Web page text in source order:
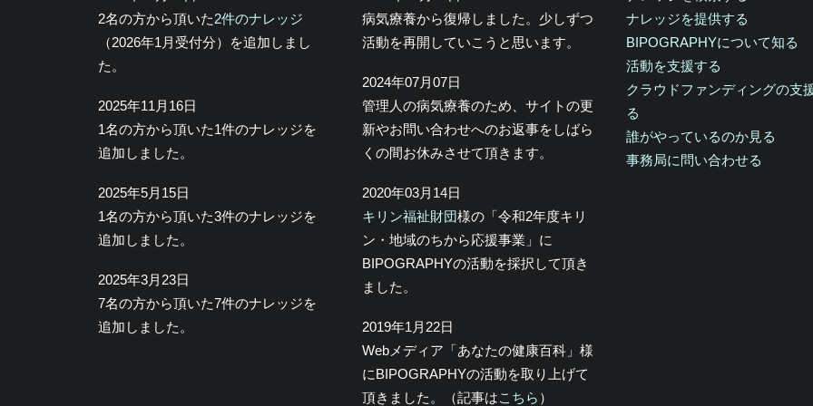
2名の方から頂いた2件のナレッジ
（2026年1月受付分）を追加しまし
た。
2025年11月16日
1名の方から頂いた1件のナレッジを
追加しました。
2025年5月15日
1名の方から頂いた3件のナレッジを
追加しました。
2025年3月23日
7名の方から頂いた7件のナレッジを
追加しました。
病気療養から復帰しました。少しずつ
活動を再開していこうと思います。
2024年07月07日
管理人の病気療養のため、サイトの更
新やお問い合わせへのお返事をしばら
くの間お休みさせて頂きます。
2020年03月14日
キリン福祉財団様の「令和2年度キリ
ン・地域のちから応援事業」に
BIPOGRAPHYの活動を採択して頂き
ました。
2019年1月22日
Webメディア「あなたの健康百科」様
にBIPOGRAPHYの活動を取り上げて
頂きました。（記事はこちら ）
ナレッジを提供する
BIPOGRAPHYについて知る
活動を支援する
クラウドファンディングの支
る
誰がやっているのか見る
事務局に問い合わせる